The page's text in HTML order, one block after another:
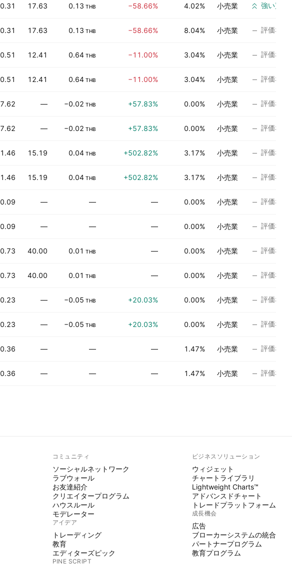
0.31 17.63 0.13 THB −58.66% 4.02% 小売業 強い買い
0.31 17.63 0.13 THB −58.66% 8.04% 小売業 評価なし
0.51 12.41 0.64 THB −11.00% 3.04% 小売業 評価なし
0.51 12.41 0.64 THB −11.00% 3.04% 小売業 評価なし
7.62 — −0.02 THB +57.83% 0.00% 小売業 評価なし
7.62 — −0.02 THB +57.83% 0.00% 小売業 評価なし
1.46 15.19 0.04 THB +502.82% 3.17% 小売業 評価なし
1.46 15.19 0.04 THB +502.82% 3.17% 小売業 評価なし
0.09 — — — 0.00% 小売業 評価なし
0.09 — — — 0.00% 小売業 評価なし
0.73 40.00 0.01 THB — 0.00% 小売業 評価なし
0.73 40.00 0.01 THB — 0.00% 小売業 評価なし
0.23 — −0.05 THB +20.03% 0.00% 小売業 評価なし
0.23 — −0.05 THB +20.03% 0.00% 小売業 評価なし
0.36 — — — 1.47% 小売業 評価なし
0.36 — — — 1.47% 小売業 評価なし
コミュニティ
ソーシャルネットワーク
ラブウォール
お友達紹介
クリエイタープログラム
ハウスルール
モデレーター
アイデア
トレーディング
教育
エディターズピック
PINE SCRIPT
ビジネスソリューション
ウィジェット
チャートライブラリ
Lightweight Charts™
アドバンスドチャート
トレードプラットフォーム
成長機会
広告
ブローカーシステムの統合
パートナープログラム
教育プログラム